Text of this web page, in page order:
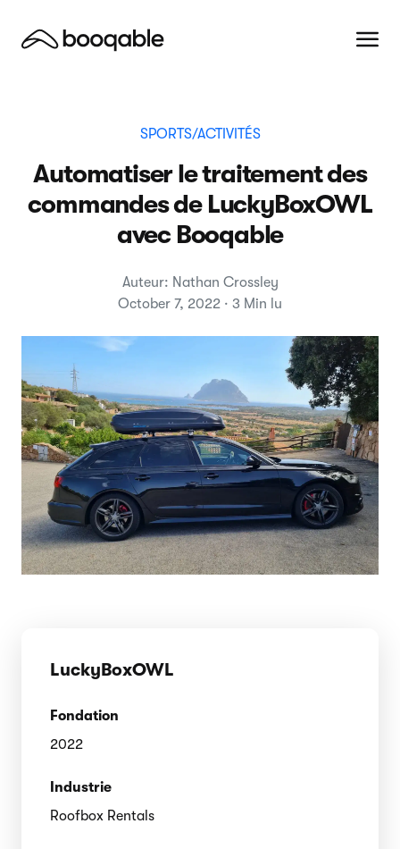
SPORTS/ACTIVITÉS
Automatiser le traitement des
commandes de LuckyBoxOWL
avec Booqable
Auteur: Nathan Crossley
October 7, 2022 · 3 Min lu
LuckyBoxOWL
Fondation
2022
Industrie
Roofbox Rentals